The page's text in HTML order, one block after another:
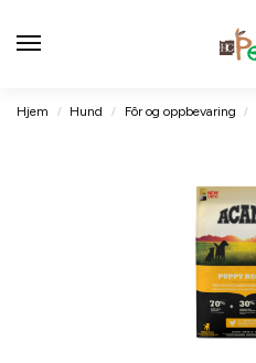
Hjem / Hund / Fôr og oppbevaring /